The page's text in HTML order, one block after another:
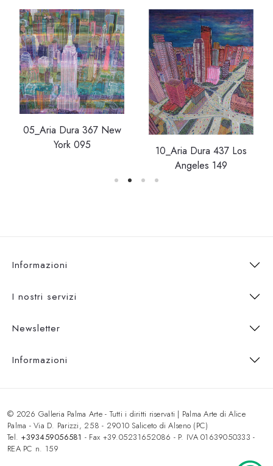
05_Aria Dura 367 New
York 095
10_Aria Dura 437 Los
Angeles 149
Informazioni
I nostri servizi
Newsletter
Informazioni
© 2026 Galleria Palma Arte - Tutti i diritti riservati | Palma Arte di Alice
Palma - Via D. Parizzi, 258 - 29010 Saliceto di Alseno (PC)
Tel. +393459056581 - Fax +39.05231652086 - P. IVA 01639050333 -
REA PC n. 159